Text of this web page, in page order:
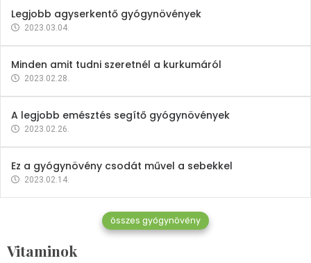
Legjobb agyserkentő gyógynövények
2023.03.04.
Minden amit tudni szeretnél a kurkumáról
2023.02.28.
A legjobb emésztés segítő gyógynövények
2023.02.26.
Ez a gyógynövény csodát művel a sebekkel
2023.02.14.
összes gyógynövény
Vitaminok
Vitaminok
Mindent a B-12 vitaminról
2023.02.27.